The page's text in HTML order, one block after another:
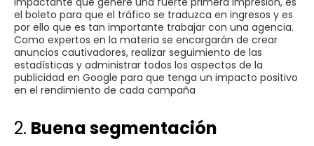
el boleto para que el tráfico se traduzca en ingresos y es
por ello que es tan importante trabajar con una agencia.
Como expertos en la materia se encargarán de crear
anuncios cautivadores, realizar seguimiento de las
estadísticas y administrar todos los aspectos de la
publicidad en Google para que tenga un impacto positivo
en el rendimiento de cada campaña
2. Buena segmentación